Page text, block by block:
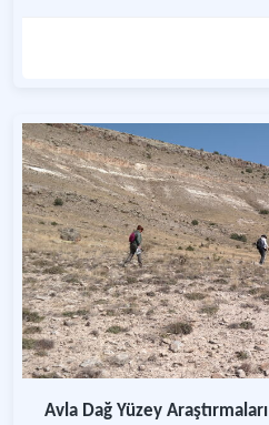
Avla Dağ Yüzey Araştırmaları